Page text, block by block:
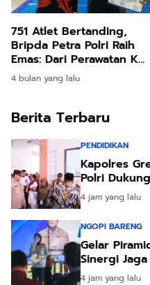
751 Atlet Bertanding,
Bripda Petra Polri Raih
Emas: Dari Perawatan K9
Alma hingga Juara
Nasional KASAL Cup V
4 bulan yang lalu
Berita Terbaru
PENDIDIKAN
Kapolres
Polri
4 jam yang lalu
NGOPI BARENG
Gelar
Sinergi
4 jam yang lalu